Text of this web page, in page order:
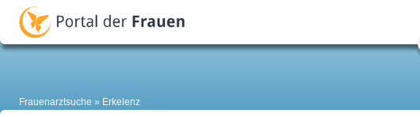
Frauenarztsuche Erkelenz